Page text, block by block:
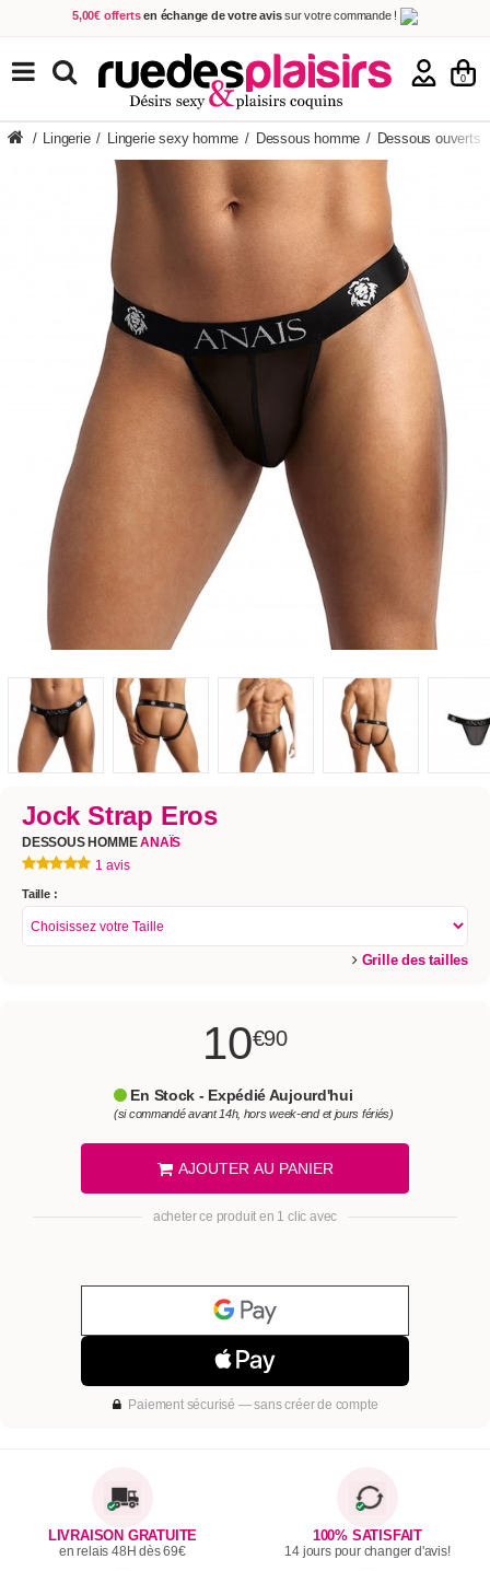
5,00€ offerts en échange de votre avissur votre commande !
Achetez aujourd'hui. Décidez quand payer !
Livraison en 48h
au prix de 2,90 € ! (Offerte dès 69,00€ d'achat)
0
TOUS NOS PRODUITS
/ Lingerie / Lingerie sexy homme / Dessous homme / Dessous ouverts
Jock Strap Eros
DESSOUS HOMMEANAÏS
1 avis
Taille :
Grille des tailles
10€90
En Stock - Expédié Aujourd'hui
(si commandé avant 14h, hors week-end et jours fériés)
AJOUTER AU PANIER
acheter ce produit en 1 clic avec
Paiement sécurisé — sans créer de compte
LIVRAISON GRATUITE
en relais 48H dès 69€
100% SATISFAIT
14 jours pour changer d'avis!